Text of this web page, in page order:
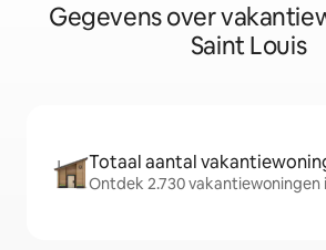
Gegevens over
Saint Louis
Totaal aantal
Ontdek 2.730 vakantiewoningen